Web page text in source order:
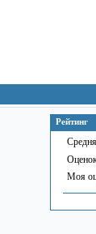
Рейтинг
Моя